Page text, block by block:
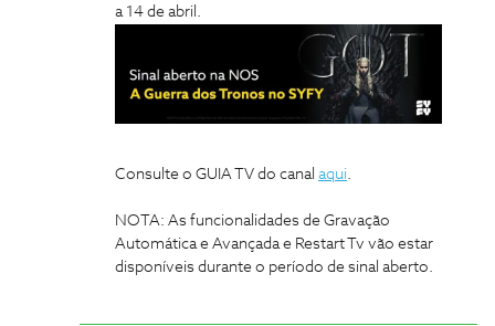
a 14 de abril.
Consulte o GUIA TV do canal aqui.
NOTA: As funcionalidades de Gravação
Automática e Avançada e Restart Tv vão estar
disponíveis durante o período de sinal aberto.